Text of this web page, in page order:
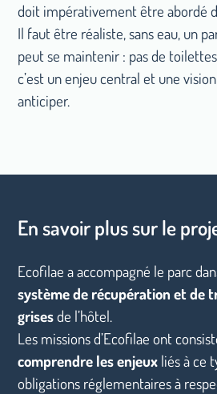
doit impérativement être abordé
Il faut être réaliste, sans eau, un
peut se maintenir : pas de
c’est un enjeu central et une
anticiper.
En savoir plus sur le
Ecofilae a accompagné le parc
système de récupération et de
grisesde l’hôtel.
Les missions d’Ecofilae ont
comprendre les enjeux liés à ce
obligations réglementaires à